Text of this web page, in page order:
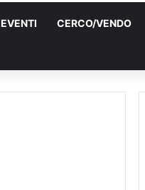
EVENTI CERCO/VENDO